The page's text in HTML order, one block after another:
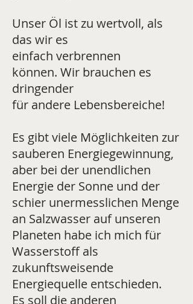
Unser Öl ist zu wertvoll, als
das wir es
einfach verbrennen
können. Wir brauchen es
dringender
für andere Lebensbereiche!
Es gibt viele Möglichkeiten zur
sauberen Energiegewinnung,
aber bei der unendlichen
Energie der Sonne und der
schier unermesslichen Menge
an Salzwasser auf unseren
Planeten habe ich mich für
Wasserstoff als
zukunftsweisende
Energiequelle entschieden.
Es soll die anderen